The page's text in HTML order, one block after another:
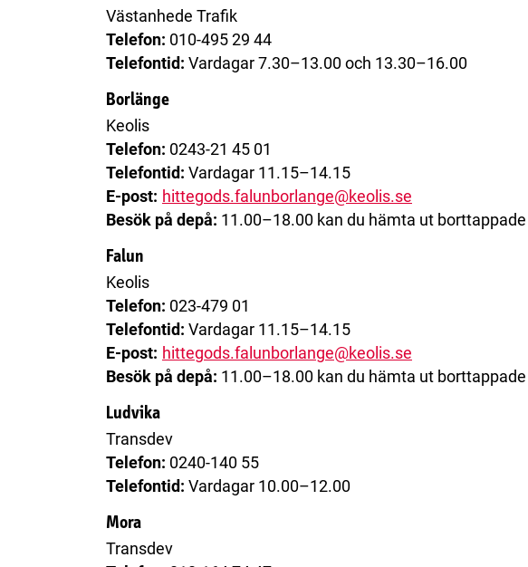
Västanhede Trafik
Telefon: 010-495 29 44
Telefontid: Vardagar 7.30–13.00 och 13.30–16.00
Borlänge
Keolis
Telefon: 0243-21 45 01
Telefontid: Vardagar 11.15–14.15
E-post: hittegods.falunborlange@keolis.se
Besök på depå: 11.00–18.00 kan du hämta ut
Falun
Keolis
Telefon: 023-479 01
Telefontid: Vardagar 11.15–14.15
E-post: hittegods.falunborlange@keolis.se
Besök på depå: 11.00–18.00 kan du hämta ut
Ludvika
Transdev
Telefon: 0240-140 55
Telefontid: Vardagar 10.00–12.00
Mora
Transdev